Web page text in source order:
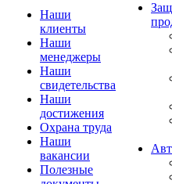
Наши
клиенты
Наши
менеджеры
Наши
свидетельства
Наши
достижения
Охрана труда
Наши
вакансии
Полезные